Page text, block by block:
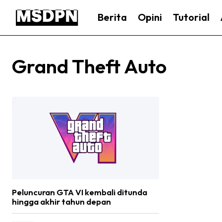
Berita Opini Tutorial
Grand Theft Auto
Peluncuran GTA VI kembali ditunda
hingga akhir tahun depan